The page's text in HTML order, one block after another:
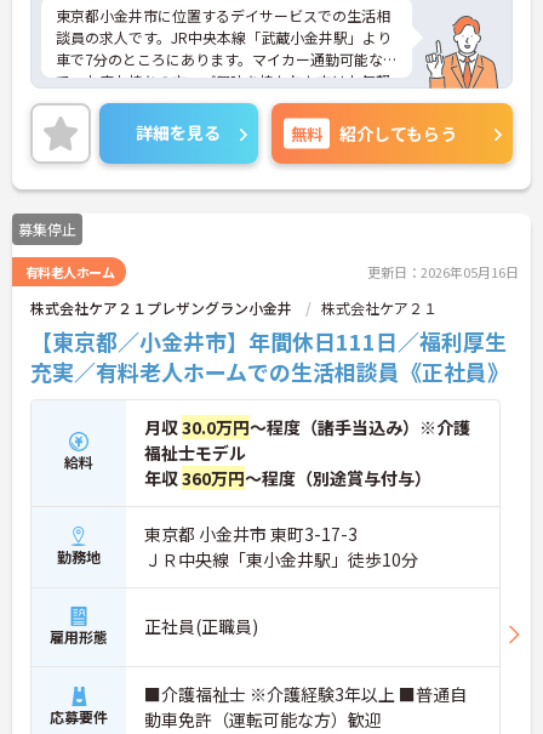
東京都小金井市に位置するデイサービスでの生活相
談員の求人です。JR中央本線「武蔵小金井駅」より
車で7分のところにあります。マイカー通勤可能なの
で、お車お持ちの方、ご興味を持たれた方はお気軽
にお問い合わせください。
詳細を見る 無料 紹介してもらう
募集停止
有料老人ホーム 更新日：2026年05月16日
株式会社ケア２１プレザングラン小金井 株式会社ケア２１
【東京都／小金井市】年間休日111日／福利厚生
充実／有料老人ホームでの生活相談員《正社員》
給料
月収30.0万円～程度（諸手当込み）※介護
福祉士モデル
年収360万円～程度（別途賞与付与）
勤務地
東京都 小金井市 東町3-17-3
ＪＲ中央線「東小金井駅」徒歩10分
雇用形態 正社員(正職員)
応募要件
■介護福祉士 ※介護経験3年以上 ■普通自
動車免許（運転可能な方）歓迎